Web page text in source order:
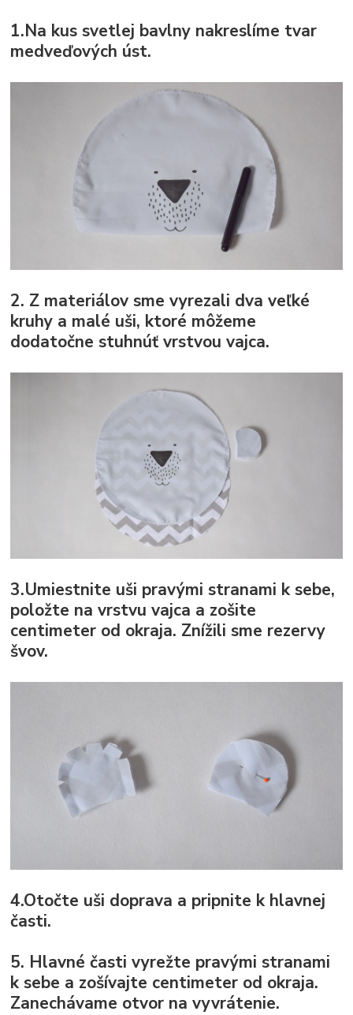
1.Na kus svetlej bavlny nakreslíme tvar
medveďových úst.
2. Z materiálov sme vyrezali dva veľké
kruhy a malé uši, ktoré môžeme
dodatočne stuhnúť vrstvou vajca.
3.Umiestnite uši pravými stranami k sebe,
položte na vrstvu vajca a zošite
centimeter od okraja. Znížili sme rezervy
švov.
4.Otočte uši doprava a pripnite k hlavnej
časti.
5. Hlavné časti vyrežte pravými stranami
k sebe a zošívajte centimeter od okraja.
Zanechávame otvor na vyvrátenie.